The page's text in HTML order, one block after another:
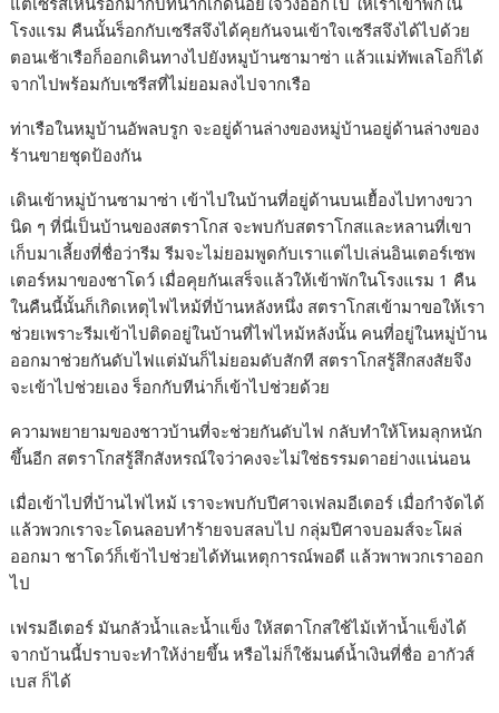
โรงแรม คืนนั้นร็อกกับเซรีสจึงได้คุยกันจนเข้าใจเซรีสจึงได้ไปด้วย
ตอนเช้าเรือก็ออกเดินทางไปยังหมูบ้านซามาซ่า แล้วแม่ทัพเลโอก็ได้
จากไปพร้อมกับเซรีสที่ไม่ยอมลงไปจากเรือ
ท่าเรือในหมูบ้านอัพลบรูก จะอยู่ด้านล่างของหมู่บ้านอยู่ด้านล่างของ
ร้านขายชุดป้องกัน
เดินเข้าหมู่บ้านซามาซ่า เข้าไปในบ้านที่อยู่ด้านบนเยื้องไปทางขวา
นิด ๆ ที่นี่เป็นบ้านของสตราโกส จะพบกับสตราโกสและหลานที่เขา
เก็บมาเลี้ยงที่ชื่อว่ารีม รีมจะไม่ยอมพูดกับเราแต่ไปเล่นอินเตอร์เซพ
เตอร์หมาของชาโดว์ เมื่อคุยกันเสร็จแล้วให้เข้าพักในโรงแรม 1 คืน
ในคืนนี้นั้นก็เกิดเหตุไฟไหม้ที่บ้านหลังหนึ่ง สตราโกสเข้ามาขอให้เรา
ช่วยเพราะรีมเข้าไปติดอยู่ในบ้านที่ไฟไหม้หลังนั้น คนที่อยู่ในหมู่บ้าน
ออกมาช่วยกันดับไฟแต่มันก็ไม่ยอมดับสักที สตราโกสรู้สึกสงสัยจึง
จะเข้าไปช่วยเอง ร็อกกับทีน่าก็เข้าไปช่วยด้วย
ความพยายามของชาวบ้านที่จะช่วยกันดับไฟ กลับทำให้โหมลุกหนัก
ขึ้นอีก สตราโกสรู้สึกสังหรณ์ใจว่าคงจะไม่ใช่ธรรมดาอย่างแน่นอน
เมื่อเข้าไปที่บ้านไฟไหม้ เราจะพบกับปีศาจเฟลมอีเตอร์ เมื่อกำจัดได้
แล้วพวกเราจะโดนลอบทำร้ายจบสลบไป กลุ่มปีศาจบอมส์จะโผล่
ออกมา ชาโดว์ก็เข้าไปช่วยได้ทันเหตุการณ์พอดี แล้วพาพวกเราออก
ไป
เฟรมอีเตอร์ มันกลัวน้ำและน้ำแข็ง ให้สตาโกสใช้ไม้เท้าน้ำแข็งได้
จากบ้านนี้ปราบจะทำให้ง่ายขึ้น หรือไม่ก็ใช้มนต์น้ำเงินที่ชื่อ อากัวส์
เบส ก็ได้